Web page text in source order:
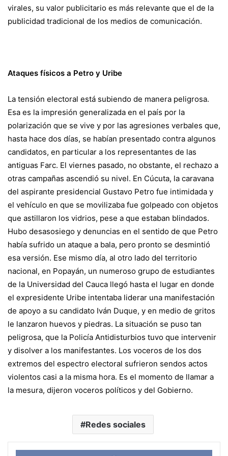
virales, su valor publicitario es más relevante que el de la
publicidad tradicional de los medios de comunicación.
Ataques físicos a Petro y Uribe
La tensión electoral está subiendo de manera peligrosa.
Esa es la impresión generalizada en el país por la
polarización que se vive y por las agresiones verbales que,
hasta hace dos días, se habían presentado contra algunos
candidatos, en particular a los representantes de las
antiguas Farc. El viernes pasado, no obstante, el rechazo a
otras campañas ascendió su nivel. En Cúcuta, la caravana
del aspirante presidencial Gustavo Petro fue intimidada y
el vehículo en que se movilizaba fue golpeado con objetos
que astillaron los vidrios, pese a que estaban blindados.
Hubo desasosiego y denuncias en el sentido de que Petro
había sufrido un ataque a bala, pero pronto se desmintió
esa versión. Ese mismo día, al otro lado del territorio
nacional, en Popayán, un numeroso grupo de estudiantes
de la Universidad del Cauca llegó hasta el lugar en donde
el expresidente Uribe intentaba liderar una manifestación
de apoyo a su candidato Iván Duque, y en medio de gritos
le lanzaron huevos y piedras. La situación se puso tan
peligrosa, que la Policía Antidisturbios tuvo que intervenir
y disolver a los manifestantes. Los voceros de los dos
extremos del espectro electoral sufrieron sendos actos
violentos casi a la misma hora. Es el momento de llamar a
la mesura, dijeron voceros políticos y del Gobierno.
Redes sociales